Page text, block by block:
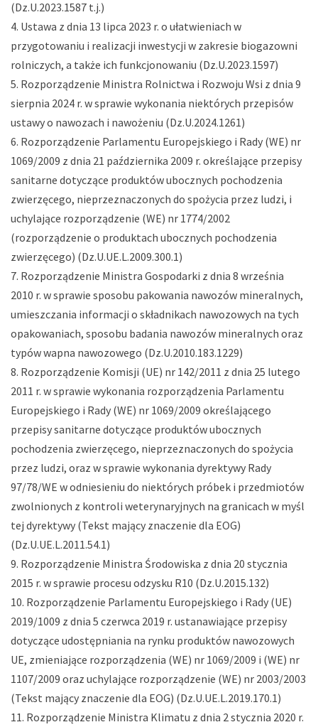
(Dz.U.2023.1587 t.j.)
Ustawa z dnia 13 lipca 2023 r. o ułatwieniach w
przygotowaniu i realizacji inwestycji w zakresie biogazowni
rolniczych, a także ich funkcjonowaniu (Dz.U.2023.1597)
Rozporządzenie Ministra Rolnictwa i Rozwoju Wsi z dnia 9
sierpnia 2024 r. w sprawie wykonania niektórych przepisów
ustawy o nawozach i nawożeniu (Dz.U.2024.1261)
Rozporządzenie Parlamentu Europejskiego i Rady (WE) nr
1069/2009 z dnia 21 października 2009 r. określające przepisy
sanitarne dotyczące produktów ubocznych pochodzenia
zwierzęcego, nieprzeznaczonych do spożycia przez ludzi, i
uchylające rozporządzenie (WE) nr 1774/2002
(rozporządzenie o produktach ubocznych pochodzenia
zwierzęcego) (Dz.U.UE.L.2009.300.1)
Rozporządzenie Ministra Gospodarki z dnia 8 września
2010 r. w sprawie sposobu pakowania nawozów mineralnych,
umieszczania informacji o składnikach nawozowych na tych
opakowaniach, sposobu badania nawozów mineralnych oraz
typów wapna nawozowego (Dz.U.2010.183.1229)
Rozporządzenie Komisji (UE) nr 142/2011 z dnia 25 lutego
2011 r. w sprawie wykonania rozporządzenia Parlamentu
Europejskiego i Rady (WE) nr 1069/2009 określającego
przepisy sanitarne dotyczące produktów ubocznych
pochodzenia zwierzęcego, nieprzeznaczonych do spożycia
przez ludzi, oraz w sprawie wykonania dyrektywy Rady
97/78/WE w odniesieniu do niektórych próbek i przedmiotów
zwolnionych z kontroli weterynaryjnych na granicach w myśl
tej dyrektywy (Tekst mający znaczenie dla EOG)
(Dz.U.UE.L.2011.54.1)
Rozporządzenie Ministra Środowiska z dnia 20 stycznia
2015 r. w sprawie procesu odzysku R10 (Dz.U.2015.132)
Rozporządzenie Parlamentu Europejskiego i Rady (UE)
2019/1009 z dnia 5 czerwca 2019 r. ustanawiające przepisy
dotyczące udostępniania na rynku produktów nawozowych
UE, zmieniające rozporządzenia (WE) nr 1069/2009 i (WE) nr
1107/2009 oraz uchylające rozporządzenie (WE) nr 2003/2003
(Tekst mający znaczenie dla EOG) (Dz.U.UE.L.2019.170.1)
Rozporządzenie Ministra Klimatu z dnia 2 stycznia 2020 r.